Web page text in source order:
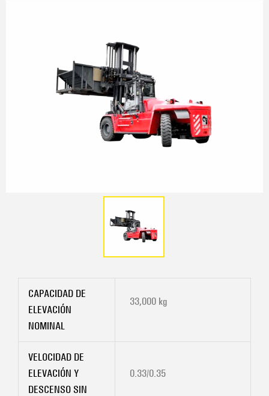
CAPACIDAD DE
ELEVACIÓN
NOMINAL
33,000 kg
VELOCIDAD DE
ELEVACIÓN Y
DESCENSO SIN
0.33/0.35